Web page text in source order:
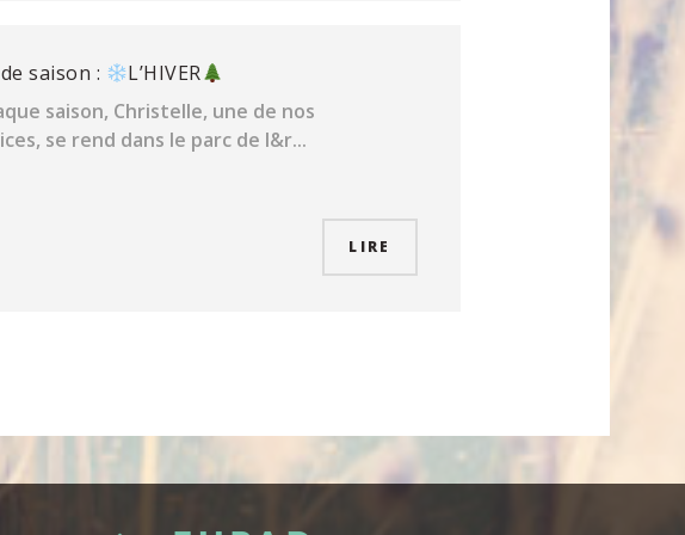
saison :
L’HIVER
saison, Christelle, une de nos
se rend dans le parc de l&r...
LIRE